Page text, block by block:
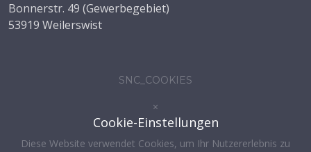
Bonnerstr. 49 (Gewerbegebiet)
53919 Weilerswist
SNC_COOKIES
×
Cookie-Einstellungen
Diese Website verwendet Cookies, um Ihr Nutzererlebnis zu